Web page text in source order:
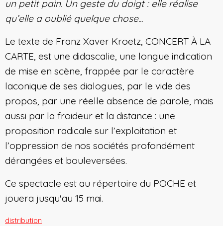
un petit pain. Un geste du doigt : elle réalise
qu’elle a oublié quelque chose...
Le texte de Franz Xaver Kroetz, CONCERT À LA
CARTE, est une didascalie, une longue indication
de mise en scène, frappée par le caractère
laconique de ses dialogues, par le vide des
propos, par une réelle absence de parole, mais
aussi par la froideur et la distance : une
proposition radicale sur l’exploitation et
l’oppression de nos sociétés profondément
dérangées et bouleversées.
Ce spectacle est au répertoire du POCHE et
jouera jusqu'au 15 mai.
distribution